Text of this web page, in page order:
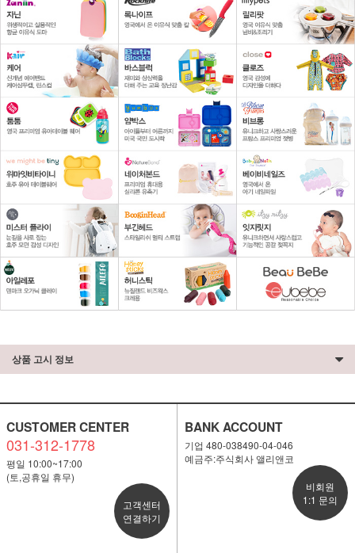
상품 고시 정보
CUSTOMER CENTER
031-312-1778
평일 10:00~17:00
(토,공휴일 휴무)
고객센터
연결하기
BANK ACCOUNT
기업 480-038490-04-046
예금주:주식회사 앨리앤코
비회원
1:1 문의